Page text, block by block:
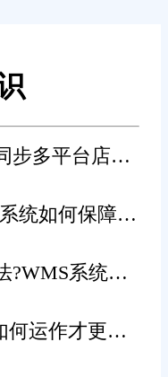
步多平台店铺
统如何保障发
?WMS系统能
何运作才更加